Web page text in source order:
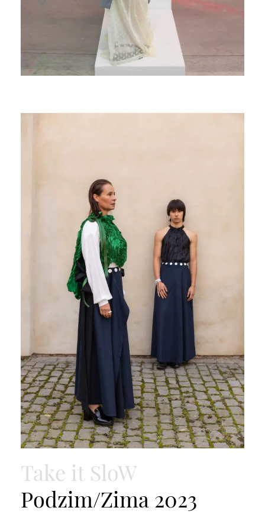
Take it SloW
Podzim/Zima 2023